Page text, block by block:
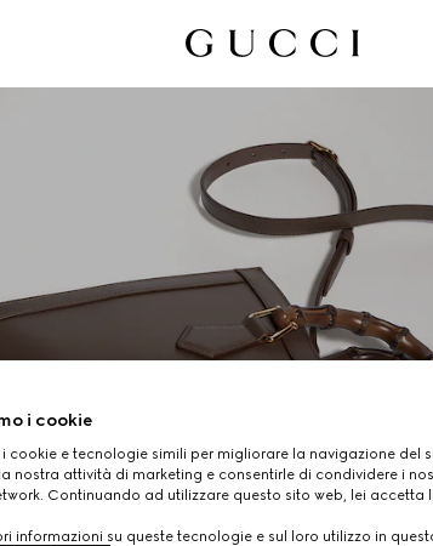
GUCCI
i cookie
cookie e tecnologie simili per migliorare la navigazione del
nostra attività di marketing e consentirle di condividere i
Continuando ad utilizzare questo sito web, lei accetta
informazioni su queste tecnologie e sul loro utilizzo in